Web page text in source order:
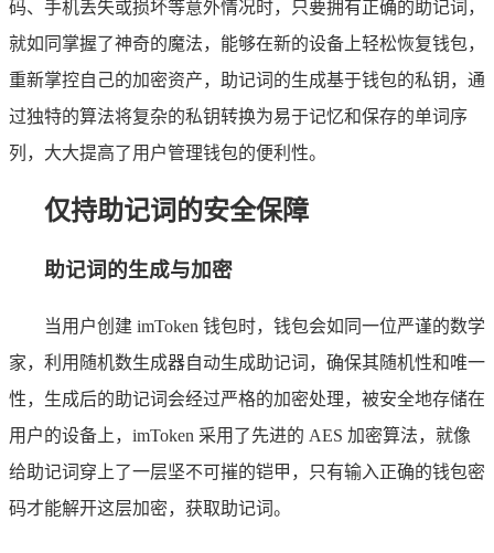
码、手机丢失或损坏等意外情况时，只要拥有正确的助记词，
就如同掌握了神奇的魔法，能够在新的设备上轻松恢复钱包，
重新掌控自己的加密资产，助记词的生成基于钱包的私钥，通
过独特的算法将复杂的私钥转换为易于记忆和保存的单词序
列，大大提高了用户管理钱包的便利性。
仅持助记词的安全保障
助记词的生成与加密
当用户创建 imToken 钱包时，钱包会如同一位严谨的数学
家，利用随机数生成器自动生成助记词，确保其随机性和唯一
性，生成后的助记词会经过严格的加密处理，被安全地存储在
用户的设备上，imToken 采用了先进的 AES 加密算法，就像
给助记词穿上了一层坚不可摧的铠甲，只有输入正确的钱包密
码才能解开这层加密，获取助记词。